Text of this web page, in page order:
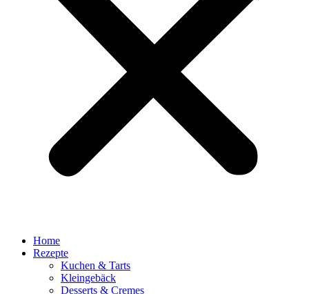
Home
Rezepte
Kuchen & Tarts
Kleingebäck
Desserts & Cremes